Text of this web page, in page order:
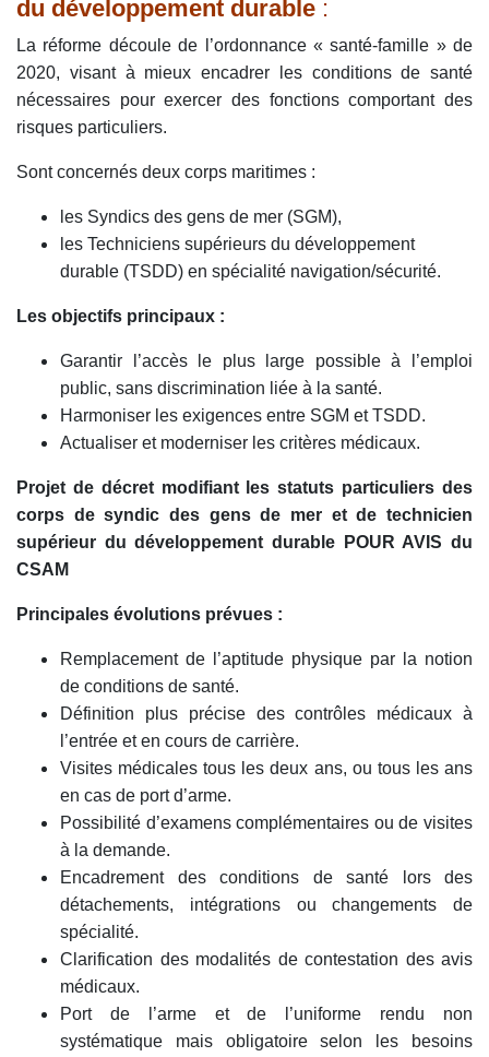
du développement durable :
La réforme découle de l’ordonnance « santé-famille » de
2020, visant à mieux encadrer les conditions de santé
nécessaires pour exercer des fonctions comportant des
risques particuliers.
Sont concernés deux corps maritimes :
les Syndics des gens de mer (SGM),
les Techniciens supérieurs du développement
durable (TSDD) en spécialité navigation/sécurité.
Les objectifs principaux :
Garantir l’accès le plus large possible à l’emploi
public, sans discrimination liée à la santé.
Harmoniser les exigences entre SGM et TSDD.
Actualiser et moderniser les critères médicaux.
Projet de décret modifiant les statuts particuliers des
corps de syndic des gens de mer et de technicien
supérieur du développement durable POUR AVIS du
CSAM
Principales évolutions prévues :
Remplacement de l’aptitude physique par la notion
de conditions de santé.
Définition plus précise des contrôles médicaux à
l’entrée et en cours de carrière.
Visites médicales tous les deux ans, ou tous les ans
en cas de port d’arme.
Possibilité d’examens complémentaires ou de visites
à la demande.
Encadrement des conditions de santé lors des
détachements, intégrations ou changements de
spécialité.
Clarification des modalités de contestation des avis
médicaux.
Port de l’arme et de l’uniforme rendu non
systématique mais obligatoire selon les besoins